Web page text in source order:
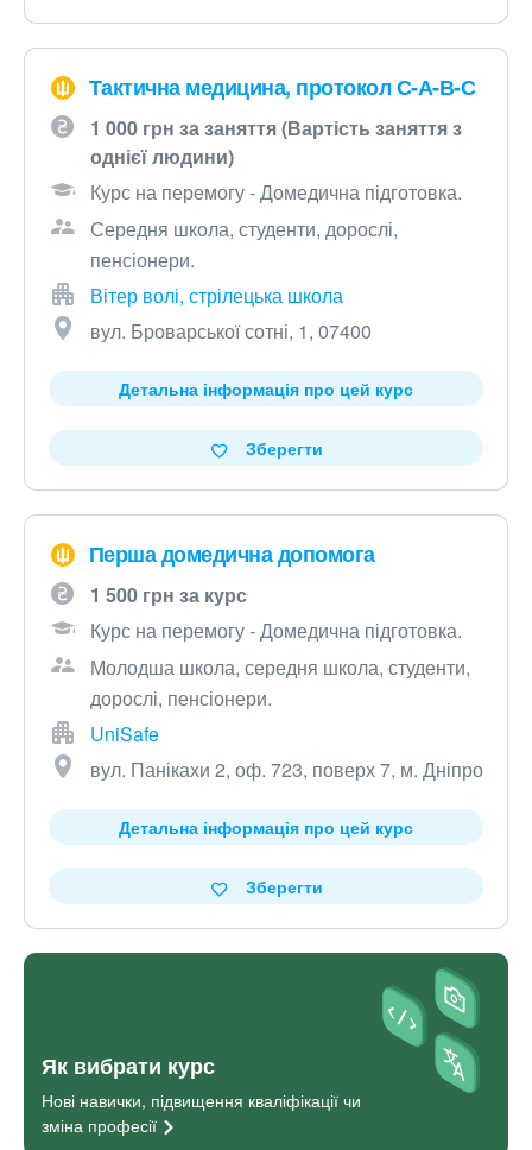
Тактична медицина, протокол С-А-В-С
1 000 грн за заняття (Вартість заняття з
однієї людини)
Курс на перемогу - Домедична підготовка.
Середня школа, студенти, дорослі,
пенсіонери.
Вітер волі, стрілецька школа
вул. Броварської сотні, 1, 07400
Детальна інформація про цей курс
Зберегти
Перша домедична допомога
1 500 грн за курс
Курс на перемогу - Домедична підготовка.
Молодша школа, середня школа, студенти,
дорослі, пенсіонери.
UniSafe
вул. Панікахи 2, оф. 723, поверх 7, м. Дніпро
Детальна інформація про цей курс
Зберегти
Як вибрати курс
Нові навички, підвищення кваліфікації чи
зміна професії